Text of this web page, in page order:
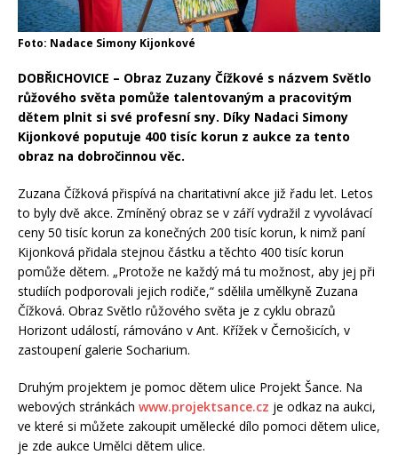
Foto: Nadace Simony Kijonkové
DOBŘICHOVICE – Obraz Zuzany Čížkové s názvem Světlo
růžového světa pomůže talentovaným a pracovitým
dětem plnit si své profesní sny. Díky Nadaci Simony
Kijonkové poputuje 400 tisíc korun z aukce za tento
obraz na dobročinnou věc.
Zuzana Čížková přispívá na charitativní akce již řadu let. Letos
to byly dvě akce. Zmíněný obraz se v září vydražil z vyvolávací
ceny 50 tisíc korun za konečných 200 tisíc korun, k nimž paní
Kijonková přidala stejnou částku a těchto 400 tisíc korun
pomůže dětem. „Protože ne každý má tu možnost, aby jej při
studiích podporovali jejich rodiče,“ sdělila umělkyně Zuzana
Čížková. Obraz Světlo růžového světa je z cyklu obrazů
Horizont událostí, rámováno v Ant. Křížek v Černošicích, v
zastoupení galerie Socharium.
Druhým projektem je pomoc dětem ulice Projekt Šance. Na
webových stránkách www.projektsance.cz je odkaz na aukci,
ve které si můžete zakoupit umělecké dílo pomoci dětem ulice,
je zde aukce Umělci dětem ulice.